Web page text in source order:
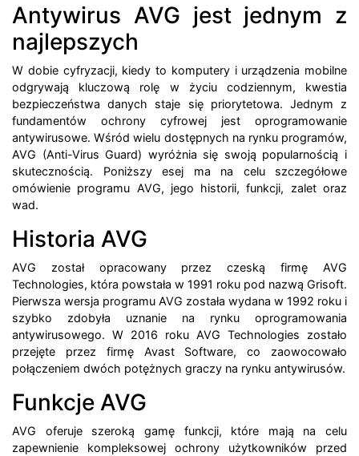
Antywirus AVG jest jednym z
najlepszych
W dobie cyfryzacji, kiedy to komputery i urządzenia mobilne
odgrywają kluczową rolę w życiu codziennym, kwestia
bezpieczeństwa danych staje się priorytetowa. Jednym z
fundamentów ochrony cyfrowej jest oprogramowanie
antywirusowe. Wśród wielu dostępnych na rynku programów,
AVG (Anti-Virus Guard) wyróżnia się swoją popularnością i
skutecznością. Poniższy esej ma na celu szczegółowe
omówienie programu AVG, jego historii, funkcji, zalet oraz
wad.
Historia AVG
AVG został opracowany przez czeską firmę AVG
Technologies, która powstała w 1991 roku pod nazwą Grisoft.
Pierwsza wersja programu AVG została wydana w 1992 roku i
szybko zdobyła uznanie na rynku oprogramowania
antywirusowego. W 2016 roku AVG Technologies zostało
przejęte przez firmę Avast Software, co zaowocowało
połączeniem dwóch potężnych graczy na rynku antywirusów.
Funkcje AVG
AVG oferuje szeroką gamę funkcji, które mają na celu
zapewnienie kompleksowej ochrony użytkowników przed